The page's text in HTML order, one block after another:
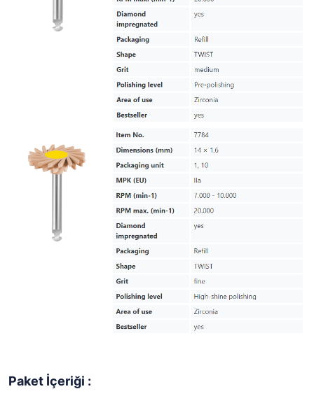
Paket İçeriği :